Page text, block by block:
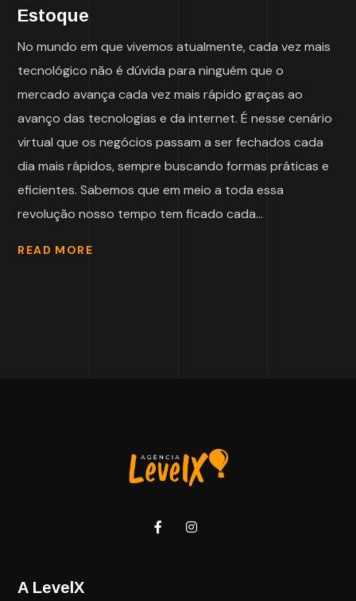
Estoque
No mundo em que vivemos atualmente, cada vez mais
tecnológico não é dúvida para ninguém que o
mercado avança cada vez mais rápido graças ao
avanço das tecnologias e da internet. É nesse cenário
virtual que os negócios passam a ser fechados cada
dia mais rápidos, sempre buscando formas práticas e
eficientes. Sabemos que em meio a toda essa
revolução nosso tempo tem ficado cada...
READ MORE
A LevelX